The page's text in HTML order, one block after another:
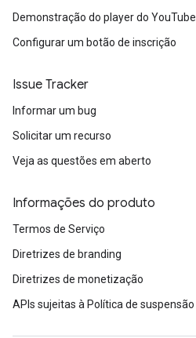
Demonstração do player do YouTube
Configurar um botão de inscrição
Issue Tracker
Informar um bug
Solicitar um recurso
Veja as questões em aberto
Informações do produto
Termos de Serviço
Diretrizes de branding
Diretrizes de monetização
APIs sujeitas à Política de suspensão